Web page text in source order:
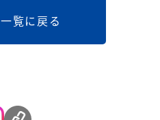
覧に戻る